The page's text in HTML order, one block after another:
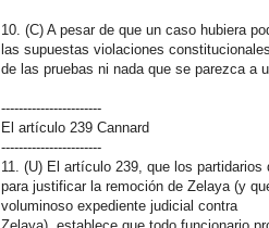
10. (C) A pesar de que un caso hubiera
las supuestas violaciones
de las pruebas ni nada que se parezca a
-----------------------
El artículo 239 Cannard
-----------------------
11. (U) El artículo 239, que los
para justificar la remoción de Zelaya (y
voluminoso expediente judicial contra